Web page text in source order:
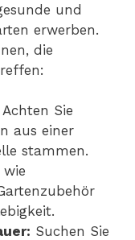
und
erwerben.
die
Achten Sie
aus einer
stammen.
Suchen Sie